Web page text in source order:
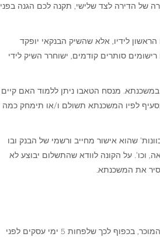
של הדירה לצד שלישי, תקנה לכם הגנה בפני
לידיו, אלא שהשיק הבנקאי יופקד
סותרים קודמים, ישוחרר השיק לידי
מנסח הטאבו ניתן ללמוד האם קיים
לפיו המשכנתא תשולם ו/או תימחק כמה
שהוא אישור מחייב ורשמי של הבנק ובו
וכו'. על הקונה לוודא שהתשלום יבוצע לא
את המשכנתא.
עד ליום 01.01.2020 ישלם הקונה את מלוא יתרת הסילוק של המשכנתא של המוכר, בכפוף לכך שלפחות 5 ימי עסקים לפני